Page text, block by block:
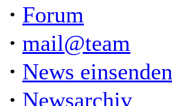
· Forum
· mail@team
· News einsenden
· Newsarchiv